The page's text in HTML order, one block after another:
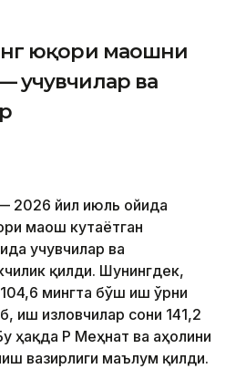
юқори маошни
учувчилар ва
2026 йил июль ойида
маош кутаётган
учувчилар ва
қилди. Шунингдек,
мингта бўш иш ўрни
иш изловчилар сони 141,2
ҳақда ҚР Меҳнат ва аҳолини
вазирлиги маълум қилди.